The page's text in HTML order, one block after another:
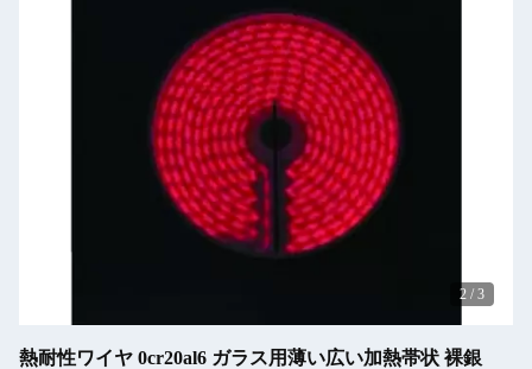
2 / 3
熱耐性ワイヤ 0cr20al6 ガラス用薄い広い加熱帯状 裸銀